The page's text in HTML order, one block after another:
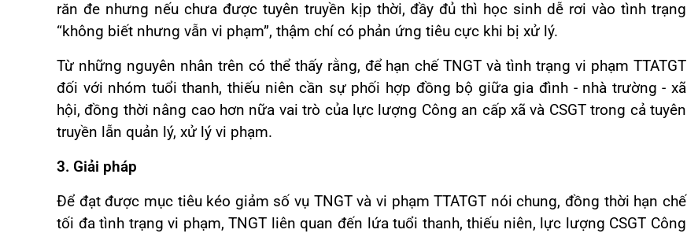
răn đe nhưng nếu chưa được tuyên truyền kịp thời, đầy đủ thì học sinh dễ rơi vào tình trạng
“không biết nhưng vẫn vi phạm”, thậm chí có phản ứng tiêu cực khi bị xử lý.
Từ những nguyên nhân trên có thể thấy rằng, để hạn chế TNGT và tình trạng vi phạm TTATGT
đối với nhóm tuổi thanh, thiếu niên cần sự phối hợp đồng bộ giữa gia đình - nhà trường - xã
hội, đồng thời nâng cao hơn nữa vai trò của lực lượng Công an cấp xã và CSGT trong cả tuyên
truyền lẫn quản lý, xử lý vi phạm.
3. Giải pháp
Để đạt được mục tiêu kéo giảm số vụ TNGT và vi phạm TTATGT nói chung, đồng thời hạn chế
tối đa tình trạng vi phạm, TNGT liên quan đến lứa tuổi thanh, thiếu niên, lực lượng CSGT Công